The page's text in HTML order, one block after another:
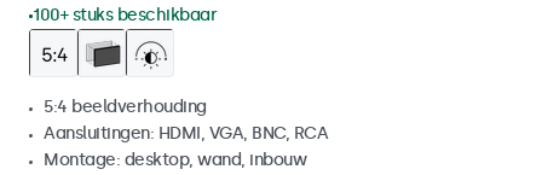
100+ stuks beschikbaar
5:4 beeldverhouding
Aansluitingen: HDMI, VGA, BNC, RCA
Montage: desktop, wand, inbouw